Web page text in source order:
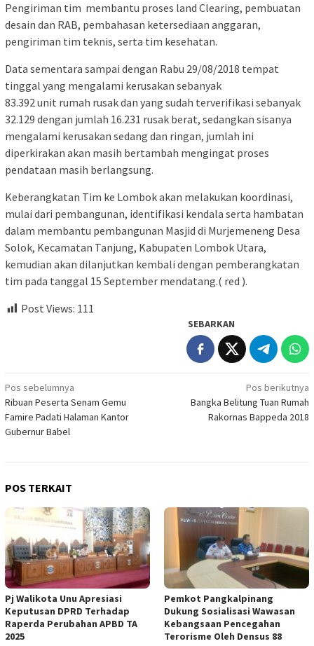
Pengiriman tim membantu proses land Clearing, pembuatan
desain dan RAB, pembahasan ketersediaan anggaran,
pengiriman tim teknis, serta tim kesehatan.
Data sementara sampai dengan Rabu 29/08/2018 tempat
tinggal yang mengalami kerusakan sebanyak
83.392 unit rumah rusak dan yang sudah terverifikasi sebanyak
32.129 dengan jumlah 16.231 rusak berat, sedangkan sisanya
mengalami kerusakan sedang dan ringan, jumlah ini
diperkirakan akan masih bertambah mengingat proses
pendataan masih berlangsung.
Keberangkatan Tim ke Lombok akan melakukan koordinasi,
mulai dari pembangunan, identifikasi kendala serta hambatan
dalam membantu pembangunan Masjid di Murjemeneng Desa
Solok, Kecamatan Tanjung, Kabupaten Lombok Utara,
kemudian akan dilanjutkan kembali dengan pemberangkatan
tim pada tanggal 15 September mendatang.( red ).
Post Views: 111
SEBARKAN
Navigasi
pos
Pos sebelumnya
Ribuan Peserta Senam Gemu
Famire Padati Halaman Kantor
Gubernur Babel
Pos berikutnya
Bangka Belitung Tuan Rumah
Rakornas Bappeda 2018
POS TERKAIT
Pj Walikota Unu Apresiasi
Keputusan DPRD Terhadap
Raperda Perubahan APBD TA
2025
Pemkot Pangkalpinang
Dukung Sosialisasi Wawasan
Kebangsaan Pencegahan
Terorisme Oleh Densus 88